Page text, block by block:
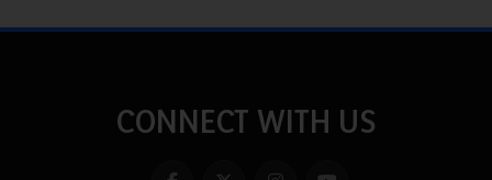
CONNECT WITH US